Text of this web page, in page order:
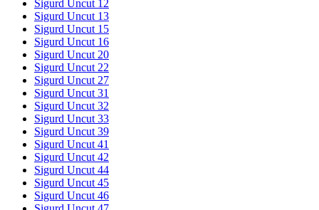
Sigurd Uncut 12
Sigurd Uncut 13
Sigurd Uncut 15
Sigurd Uncut 16
Sigurd Uncut 20
Sigurd Uncut 22
Sigurd Uncut 27
Sigurd Uncut 31
Sigurd Uncut 32
Sigurd Uncut 33
Sigurd Uncut 39
Sigurd Uncut 41
Sigurd Uncut 42
Sigurd Uncut 44
Sigurd Uncut 45
Sigurd Uncut 46